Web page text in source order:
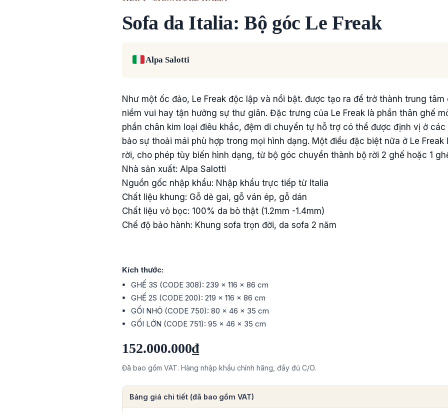
Sofa da Italia: Bộ góc Le Freak
Alpa Salotti
Như một ốc đảo, Le Freak độc lập và nổi bật. được tạo ra để trở thành trung
niềm vui hay tận hưởng sự thư giãn. Đặc trưng của Le Freak là phần thân ghế
phần chân kim loại điêu khắc, đệm di chuyển tự hỗ trợ có thể được định vị ở
bảo sự thoải mái phù hợp trong mọi hình dạng. Một điều đặc biệt nữa ở Le
rời, cho phép tùy biến hình dạng, từ bộ góc chuyển thành bộ rời 2 ghế hoặc 1
Nhà sản xuất: Alpa Salotti
Nguồn gốc nhập khẩu: Nhập khẩu trực tiếp từ Italia
Chất liệu khung: Gỗ dẻ gai, gỗ ván ép, gỗ dán
Chất liệu vỏ bọc: 100% da bò thật (1.2mm -1.4mm)
Chế độ bảo hành: Khung sofa trọn đời, da sofa 2 năm
Kích thước:
GHẾ 3S (CODE 308): 239 x 116 x 86 cm
GHẾ 2S (CODE 200): 219 x 116 x 86 cm
GỐI NHỎ (CODE 750): 80 x 46 x 35 cm
GỐI LỚN (CODE 751): 95 x 46 x 35 cm
152.000.000₫
Đã bao gồm VAT. Hàng nhập khẩu chính hãng, đầy đủ C/O.
Bảng giá chi tiết (đã bao gồm VAT)